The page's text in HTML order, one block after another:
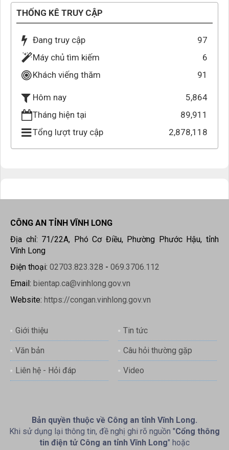
THỐNG KÊ TRUY CẬP
Đang truy cập
97
Máy chủ tìm kiếm
6
Khách viếng thăm
91
Hôm nay
5,864
Tháng hiện tại
89,911
Tổng lượt truy cập
2,878,118
CÔNG AN TỈNH VĨNH LONG
Địa chỉ: 71/22A, Phó Cơ Điều, Phường Phước Hậu, tỉnh
Vĩnh Long
Điện thoại: 02703.823.328 - 069.3706.112
Email: bientap.ca@vinhlong.gov.vn
Website: https://congan.vinhlong.gov.vn
Giới thiệu Tin tức
Văn bản Câu hỏi thường gặp
Liên hệ - Hỏi đáp Video
Bản quyền thuộc về Công an tỉnh Vĩnh Long.
Khi sử dụng lại thông tin, đề nghị ghi rõ nguồn "Cổng thông
tin điện tử Công an tỉnh Vĩnh Long" hoặc